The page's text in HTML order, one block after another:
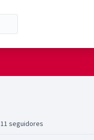
11 seguidores